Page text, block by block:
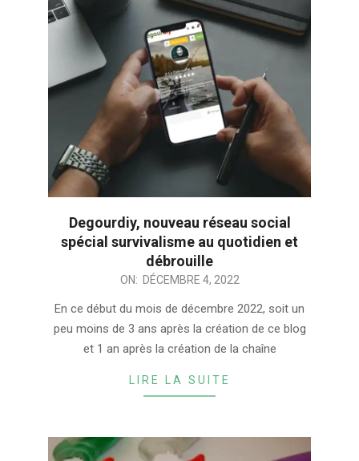
Degourdiy, nouveau réseau social
spécial survivalisme au quotidien et
débrouille
ON: DÉCEMBRE 4, 2022
En ce début du mois de décembre 2022, soit un
peu moins de 3 ans après la création de ce blog
et 1 an après la création de la chaîne
LIRE LA SUITE